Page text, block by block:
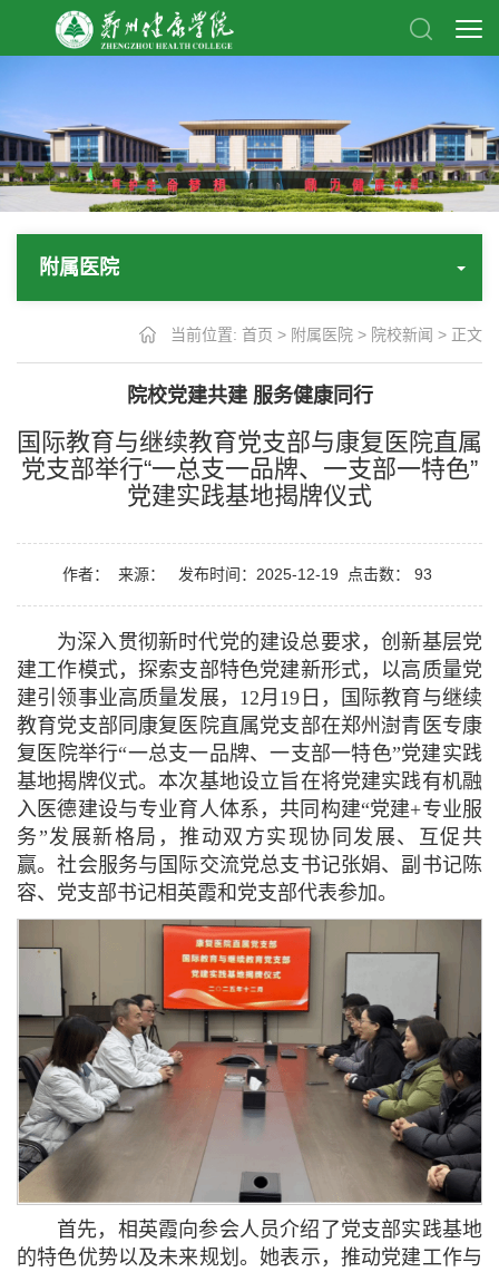
附属医院
当前位置: 首页 > 附属医院 > 院校新闻 > 正文
院校党建共建 服务健康同行
国际教育与继续教育党支部与康复医院直属
党支部举行“一总支一品牌、一支部一特色”
党建实践基地揭牌仪式
作者： 来源： 发布时间：2025-12-19 点击数： 93
为深入贯彻新时代党的建设总要求，创新基层党
建工作模式，探索支部特色党建新形式，以高质量党
建引领事业高质量发展，12月19日，国际教育与继续
教育党支部同康复医院直属党支部在郑州澍青医专康
复医院举行“一总支一品牌、一支部一特色”党建实践
基地揭牌仪式。本次基地设立旨在将党建实践有机融
入医德建设与专业育人体系，共同构建“党建+专业服
务”发展新格局，推动双方实现协同发展、互促共
赢。社会服务与国际交流党总支书记张娟、副书记陈
容、党支部书记相英霞和党支部代表参加。
首先，相英霞向参会人员介绍了党支部实践基地
的特色优势以及未来规划。她表示，推动党建工作与